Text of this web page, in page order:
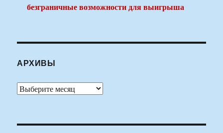
безграничные возможности для выигрыша
АРХИВЫ
Архивы